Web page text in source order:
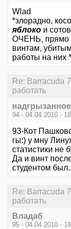
Wlad
*злорадно,
яблоко и
ОЧЕНЬ, прямо
винтам,
работы на
Re: Barracuda
работать
94 - 04.04.2010 -
93-Кот
гы:) у мну
статистики не
Да и винт
студентом
Re: Barracuda
работать
Владаб
95 - 04.04.2010 -